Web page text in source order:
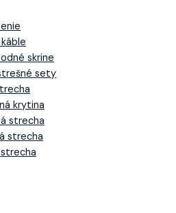
skrine
sety
krytina
strecha
strecha